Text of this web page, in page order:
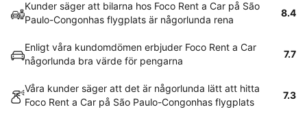
Kunder säger att bilarna hos Foco Rent a Car på São
Paulo-Congonhas flygplats är någorlunda rena
8.4
Enligt våra kundomdömen erbjuder Foco Rent a Car
någorlunda bra värde för pengarna
7.7
Våra kunder säger att det är någorlunda lätt att hitta
Foco Rent a Car på São Paulo-Congonhas flygplats
7.3